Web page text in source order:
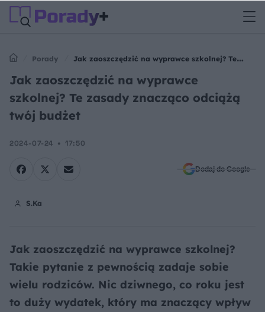
Porady
Jak zaoszczędzić na wyprawce szkolnej? Te
zasady znacząco odciążą twój budżet
Jak zaoszczędzić na wyprawce
szkolnej? Te zasady znacząco odciążą
twój budżet
2024-07-24 17:50
Dodaj do Google
S.Ka
Jak zaoszczędzić na wyprawce szkolnej?
Takie pytanie z pewnością zadaje sobie
wielu rodziców. Nic dziwnego, co roku jest
to duży wydatek, który ma znaczący wpływ